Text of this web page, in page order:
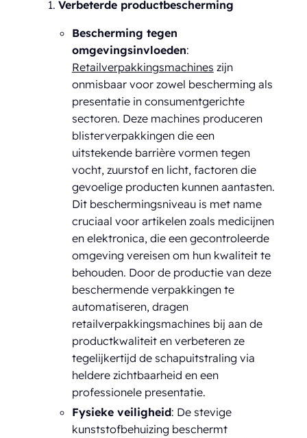
Verbeterde productbescherming
Bescherming tegen
omgevingsinvloeden:
Retailverpakkingsmachines zijn
onmisbaar voor zowel bescherming als
presentatie in consumentgerichte
sectoren. Deze machines produceren
blisterverpakkingen die een
uitstekende barrière vormen tegen
vocht, zuurstof en licht, factoren die
gevoelige producten kunnen aantasten.
Dit beschermingsniveau is met name
cruciaal voor artikelen zoals medicijnen
en elektronica, die een gecontroleerde
omgeving vereisen om hun kwaliteit te
behouden. Door de productie van deze
beschermende verpakkingen te
automatiseren, dragen
retailverpakkingsmachines bij aan de
productkwaliteit en verbeteren ze
tegelijkertijd de schapuitstraling via
heldere zichtbaarheid en een
professionele presentatie.
Fysieke veiligheid: De stevige
kunststofbehuizing beschermt